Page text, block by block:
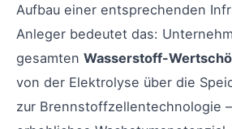
Aufbau einer entsprechenden
Anleger bedeutet das:
gesamten Wasserstoff-
von der Elektrolyse über die
zur Brennstoffzellentechnologie